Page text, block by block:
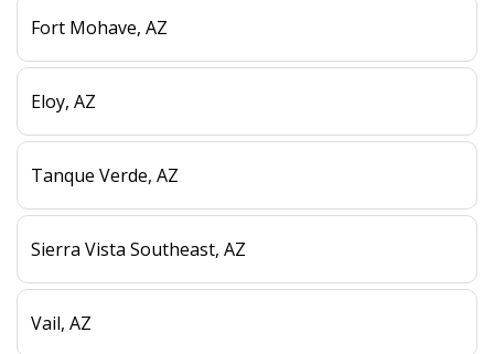
Fort Mohave, AZ
Eloy, AZ
Tanque Verde, AZ
Sierra Vista Southeast, AZ
Vail, AZ